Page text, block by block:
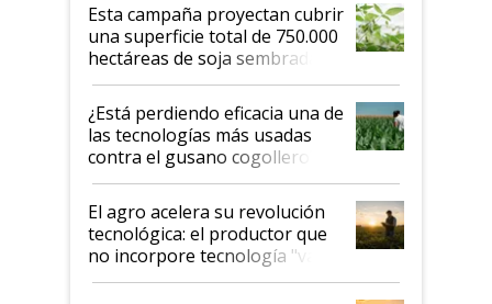
Esta campaña proyectan cubrir
una superficie total de 750.000
hectáreas de soja sembradas
con una nueva generación de
variedades que marcan un
salto tecnológico en genética y
rendimiento
¿Está perdiendo eficacia una de
las tecnologías más usadas
contra el gusano cogollero? El
desafío de una tecnología clave
El agro acelera su revolución
tecnológica: el productor que
no incorpore tecnología "va a
perder el tren"